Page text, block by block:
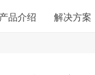
产品介绍 解决方案